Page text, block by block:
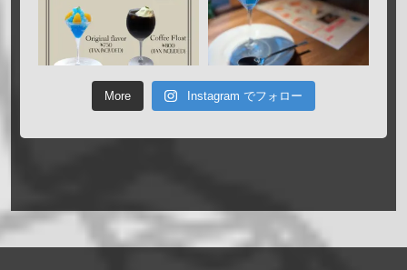
More Instagram でフォロー